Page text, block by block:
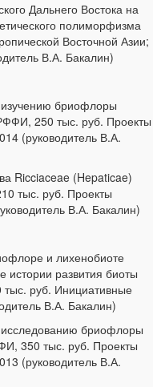
Дальнего Востока на
полиморфизма
Восточной Азии;
В.А. Бакалин)
бриофлоры
250 тыс. руб. Проекты
(руководитель В.А.
Ricciaceae (Hepaticae)
тыс. руб. Проекты
В.А. Бакалин)
и лихенобиоте
истории развития биоты
руб. Инициативные
В.А. Бакалин)
бриофлоры
350 тыс. руб. Проекты
(руководитель В.А.